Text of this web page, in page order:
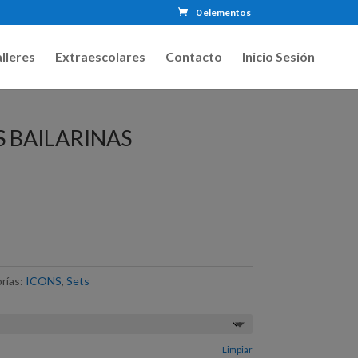
0 elementos
Extraescolares Contacto Inicio Sesión
BAILARINAS
ICONS, Sets
Limpiar